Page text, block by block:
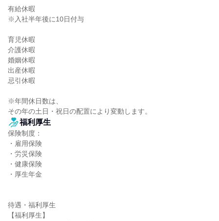
有給休暇
※入社半年後に10日付与
育児休暇
介護休暇
婚姻休暇
出産休暇
忌引休暇
※年間休日数は、
その年の土日・祝日の配置により変動します。
福利厚生
保険制度：
・雇用保険
・労災保険
・健康保険
・厚生年金
待遇・福利厚生
【福利厚生】